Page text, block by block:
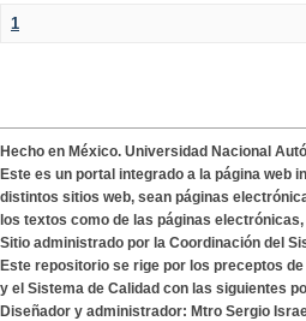
1
Hecho en México. Universidad Nacional
Este es un portal integrado a la página web
distintos sitios web, sean páginas
los textos como de las páginas
Sitio administrado por la Coordinación del
Este repositorio se rige por los preceptos
y el Sistema de Calidad con las siguientes
Diseñador y administrador: Mtro Sergio